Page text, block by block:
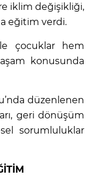
iklim değişikliği,
eğitim verdi.
çocuklar hem
konusunda
düzenlenen
geri dönüşüm
sorumluluklar